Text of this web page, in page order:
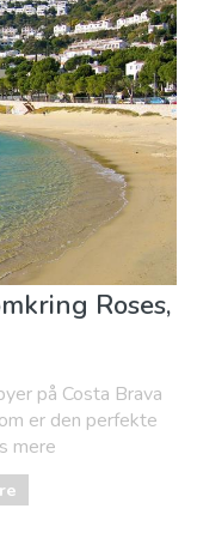
Roses,
på Costa Brava
er den perfekte
mere